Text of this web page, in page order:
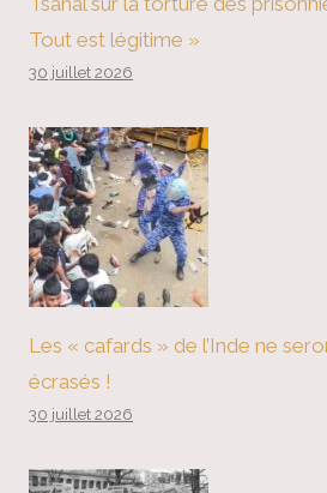
Tout est légitime »
30 juillet 2026
Les « cafards » de l’Inde ne
écrasés !
30 juillet 2026